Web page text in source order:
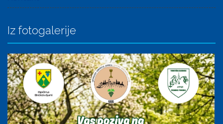
Iz fotogalerije